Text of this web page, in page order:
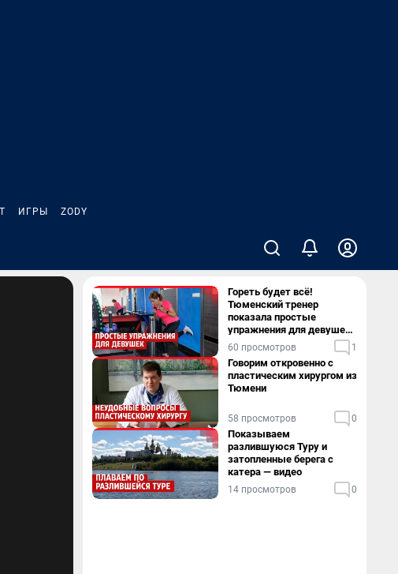
ИГРЫ ZODY
Гореть будет всё!
Тюменский тренер
показала простые
упражнения для девушек,
которые можно делать
дома
60 просмотров 1
Говорим откровенно с
пластическим хирургом из
Тюмени
58 просмотров 0
Показываем
разлившуюся Туру и
затопленные берега с
катера — видео
14 просмотров 0